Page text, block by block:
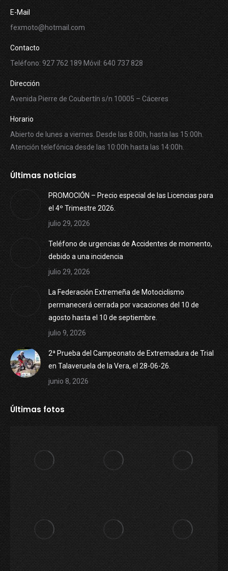
E-Mail
fexmoto@hotmail.com
Contacto
Teléfono: 927 762 189 Móvil: 640 737 828
Dirección
Avenida Pierre de Coubertín s/n 10005 – Cáceres
Horario
Abierto de lunes a viernes. Desde las 8:00h, hasta las 15:00h.
Atención telefónica desde las 10:00h hasta las 14:00h.
Últimas noticias
PROMOCIÓN – Precio especial de las Licencias para
el 4º Trimestre 2026.
julio 29, 2026
Teléfono de urgencias de Accidentes de momento,
debido a una incidencia
julio 29, 2026
La Federación Extremeña de Motociclismo
permanecerá cerrada por vacaciones del 10 de
agosto hasta el 10 de septiembre.
julio 9, 2026
2ª Prueba del Campeonato de Extremadura de Trial
en Talaveruela de la Vera, el 28-06-26.
junio 8, 2026
Últimas fotos